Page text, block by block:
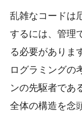
乱雑なコードは
するには、管理
る必要がありま
ログラミングの
ンの先駆者であ
全体の構造を念